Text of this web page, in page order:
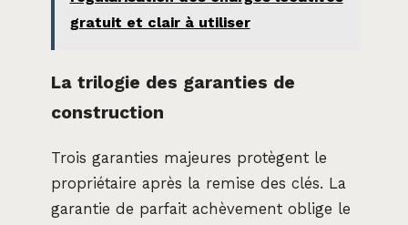
gratuit et clair à utiliser
La trilogie des garanties de
construction
Trois garanties majeures protègent le
propriétaire après la remise des clés. La
garantie de parfait achèvement oblige le